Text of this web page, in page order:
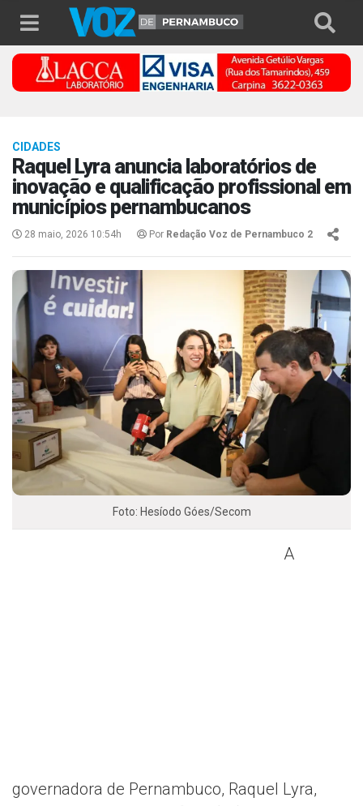
CIDADES
Raquel Lyra anuncia laboratórios de
inovação e qualificação profissional em
municípios pernambucanos
28 maio, 2026 10:54h Por Redação Voz de Pernambuco 2
Foto: Hesíodo Góes/Secom
A
governadora de Pernambuco, Raquel Lyra,